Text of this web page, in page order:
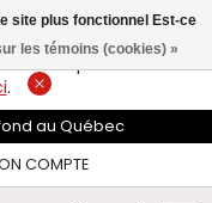
de plus de 74$*.
.
au Québec
COMPTE
site plus fonctionnel Est-ce
les témoins (cookies) »